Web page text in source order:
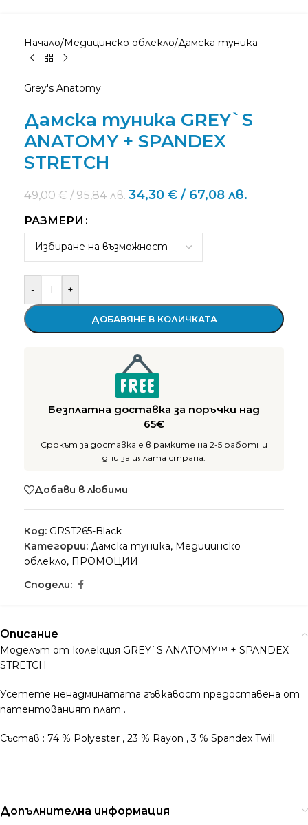
Начало/Медицинско облекло/Дамска туника
Grey's Anatomy
Дамска туника GREY`S
ANATOMY + SPANDEX
STRETCH
49,00€/ 95,84 лв.34,30 € / 67,08 лв.
РАЗМЕРИ
- +
ДОБАВЯНЕ В КОЛИЧКАТА
Безплатна доставка за поръчки над
65€
Срокът за доставка е в рамките на 2-5 работни
дни за цялата страна.
Добави в любими
Код: GRST265-Black
Категории: Дамска туника, Медицинско
облекло, ПРОМОЦИИ
Сподели:
Описание
Моделът от колекция GREY`S ANATOMY™ + SPANDEX
STRETCH
Усетете ненадминатата гъвкавост предоставена от
патентованият плат .
Състав : 74 % Polyester , 23 % Rayon , 3 % Spandex Twill
Допълнителна информация